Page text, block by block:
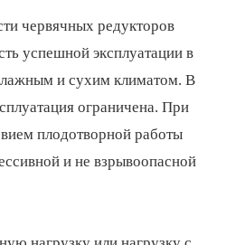
червячных редукторов
успешной эксплуатации в
и сухим климатом. В
ограничена. При
плодотворной работы
и не взрывоопасной